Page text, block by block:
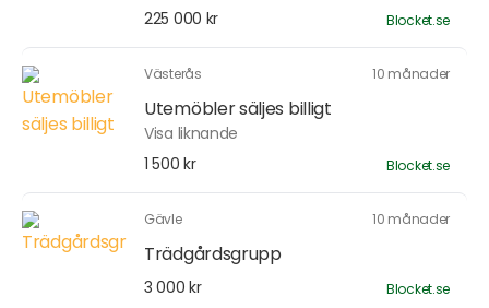
225 000 kr
Blocket.se
Västerås 10 månader
Utemöbler säljes billigt
Visa liknande
1 500 kr
Blocket.se
Gävle 10 månader
Trädgårdsgrupp
3 000 kr Blocket.se